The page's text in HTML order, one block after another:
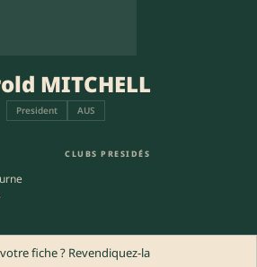
MITCHELL
President AUS
CLUBS PRESIDÉS
fiche ? Revendiquez-la